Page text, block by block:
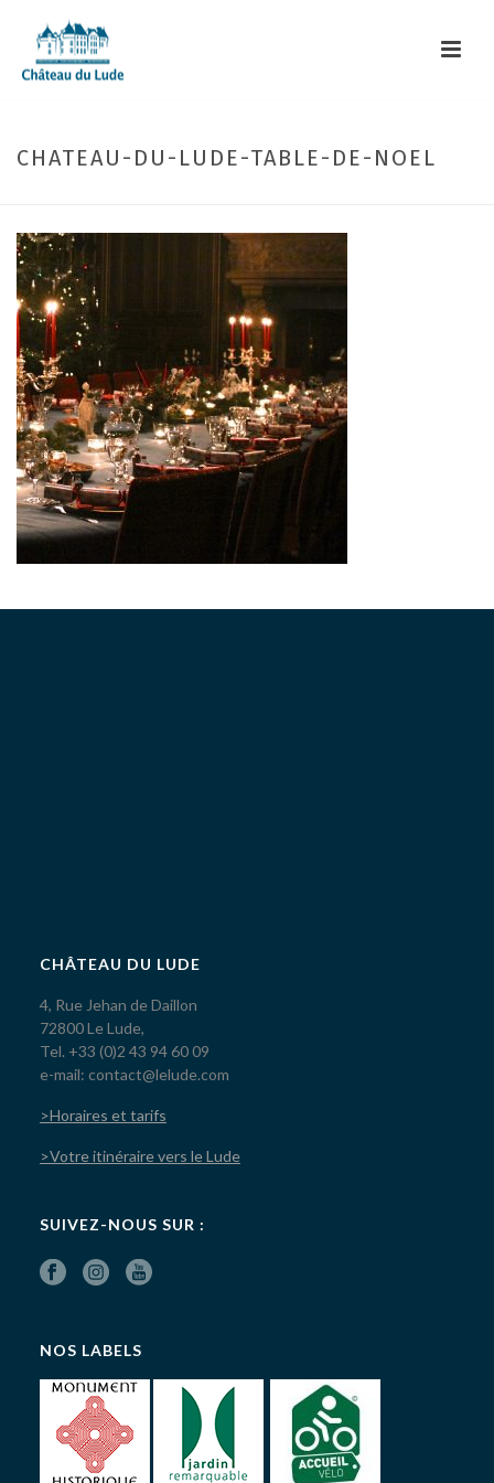
CHATEAU-DU-LUDE-TABLE-DE-NOEL
CHÂTEAU DU LUDE
4, Rue Jehan de Daillon
72800 Le Lude,
Tel. +33 (0)2 43 94 60 09
e-mail: contact@lelude.com
>Horaires et tarifs
>Votre itinéraire vers le Lude
SUIVEZ-NOUS SUR :
NOS LABELS